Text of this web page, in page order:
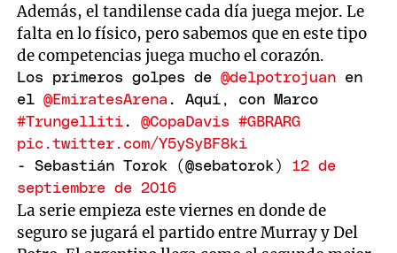
Además, el tandilense cada día juega mejor. Le
falta en lo físico, pero sabemos que en este tipo
de competencias juega mucho el corazón.
Los primeros golpes de@delpotrojuan en
el@EmiratesArena . Aquí, con Marco
#Trungelliti .@CopaDavis
#GBRARG
pic.twitter.com/Y5ySyBF8ki
- Sebastián Torok (@sebatorok) 12 de
septiembre de 2016
La serie empieza este viernes en donde de
seguro se jugará el partido entre Murray y Del